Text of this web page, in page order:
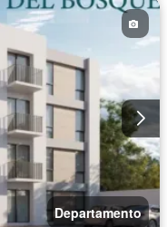
Departamento